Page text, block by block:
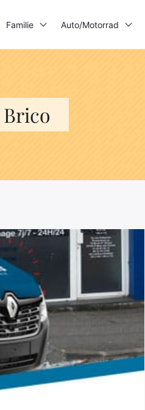
Brico
Familie Auto/Motorrad